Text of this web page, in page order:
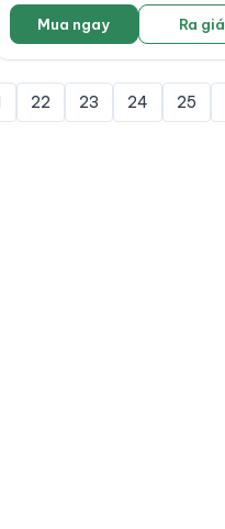
Mua ngay Ra giá
22 23 24 25